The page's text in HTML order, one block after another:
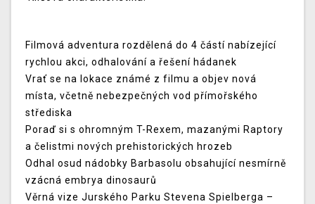
Filmová adventura rozdělená do 4 částí nabízející
rychlou akci, odhalování a řešení hádanek
Vrať se na lokace známé z filmu a objev nová
místa, včetně nebezpečných vod přímořského
střediska
Poraď si s ohromným T-Rexem, mazanými Raptory
a čelistmi nových prehistorických hrozeb
Odhal osud nádobky Barbasolu obsahující nesmírně
vzácná embrya dinosaurů
Věrná vize Jurského Parku Stevena Spielberga –